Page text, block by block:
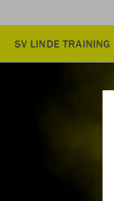
SV LINDE TRAINING